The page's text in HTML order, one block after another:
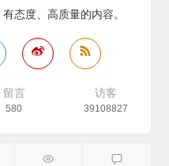
态度、高质量的内容。
留言
580
访客
39108827